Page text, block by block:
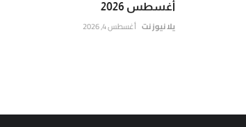
أغسطس 2026
يلا نيوز نت أغسطس 4, 2026